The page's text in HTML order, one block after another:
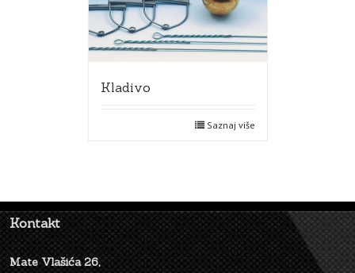
Kladivo
Saznaj više
Kontakt
Mate Vlašića 26,